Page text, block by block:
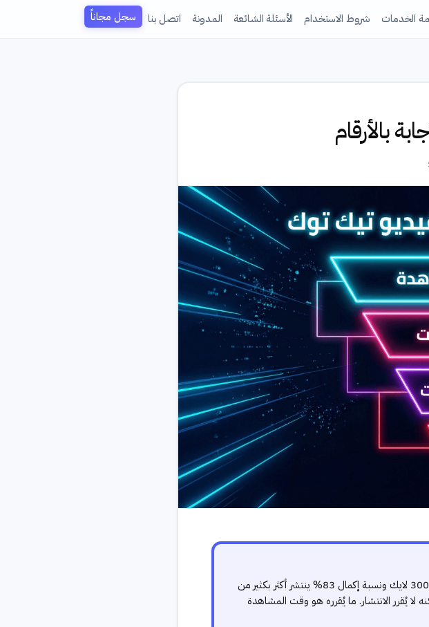
الخدمات شروط الاستخدام الأسئلة الشائعة المدونة اتصل بنا سجل مجاناً
بالأرقام
فيديو بـ 300 لايك ونسبة إكمال 83% ينتشر أكثر بكثير من
الخوارزمية — لكنه لا يُقرر الانتشار. ما يُقرره هو وقت المشاهدة